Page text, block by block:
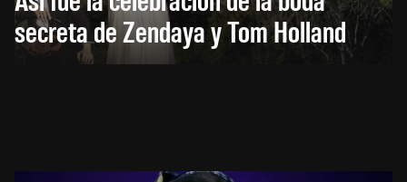
secreta de Zendaya y Tom Holland